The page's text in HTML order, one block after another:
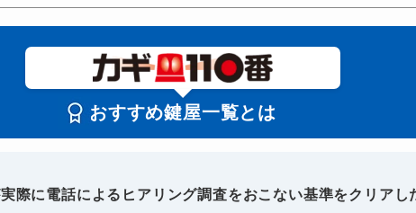
おすすめ鍵屋一覧とは
際に電話によるヒアリング調査をおこない基準をクリアし